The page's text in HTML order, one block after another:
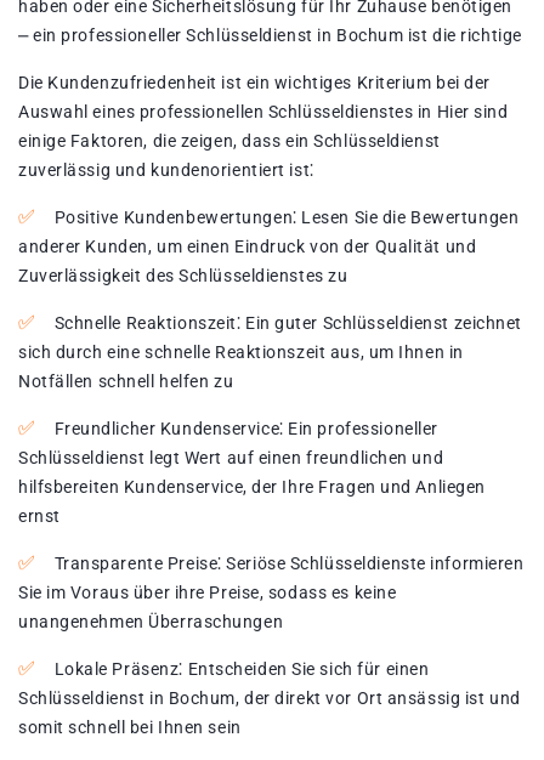
haben oder eine Sicherheitslösung für Ihr Zuhause benötigen
⎼ ein professioneller Schlüsseldienst in Bochum ist die richtige
Die Kundenzufriedenheit ist ein wichtiges Kriterium bei der
Auswahl eines professionellen Schlüsseldienstes in Hier sind
einige Faktoren, die zeigen, dass ein Schlüsseldienst
zuverlässig und kundenorientiert ist⁚
Positive Kundenbewertungen⁚ Lesen Sie die Bewertungen
anderer Kunden, um einen Eindruck von der Qualität und
Zuverlässigkeit des Schlüsseldienstes zu
Schnelle Reaktionszeit⁚ Ein guter Schlüsseldienst zeichnet
sich durch eine schnelle Reaktionszeit aus, um Ihnen in
Notfällen schnell helfen zu
Freundlicher Kundenservice⁚ Ein professioneller
Schlüsseldienst legt Wert auf einen freundlichen und
hilfsbereiten Kundenservice, der Ihre Fragen und Anliegen
ernst
Transparente Preise⁚ Seriöse Schlüsseldienste informieren
Sie im Voraus über ihre Preise, sodass es keine
unangenehmen Überraschungen
Lokale Präsenz⁚ Entscheiden Sie sich für einen
Schlüsseldienst in Bochum, der direkt vor Ort ansässig ist und
somit schnell bei Ihnen sein